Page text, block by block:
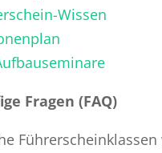
Wissen
Fragen (FAQ)